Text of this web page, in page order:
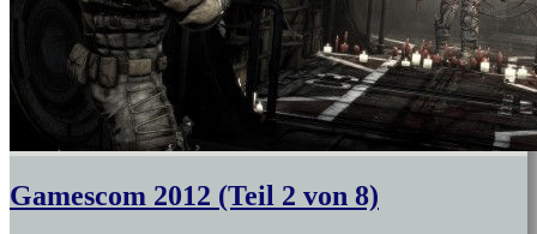
Gamescom 2012 (Teil 2 von 8)